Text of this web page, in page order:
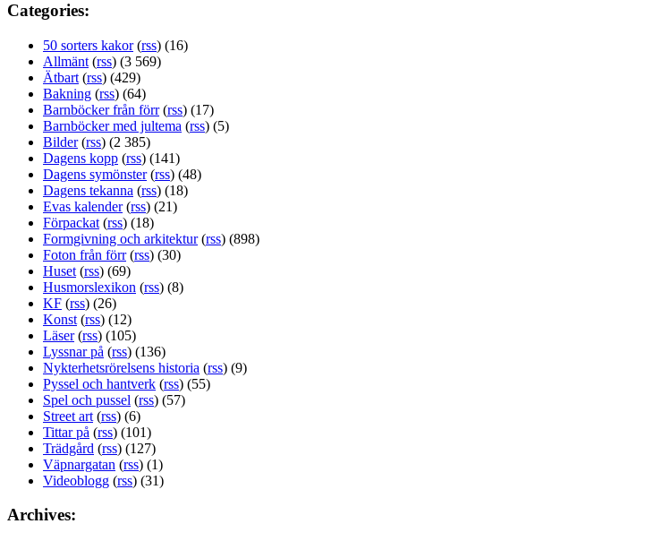
Categories:
50 sorters kakor(rss) (16)
Allmänt (rss) (3 569)
Ätbart (rss) (429)
Bakning (rss) (64)
Barnböcker från förr(rss) (17)
Barnböcker med jultema (rss) (5)
Bilder(rss) (2 385)
Dagens kopp (rss) (141)
Dagens symönster(rss) (48)
Dagens tekanna (rss) (18)
Evas kalender(rss) (21)
Förpackat (rss) (18)
Formgivning och arkitektur(rss) (898)
Foton från förr(rss) (30)
Huset (rss) (69)
Husmorslexikon (rss) (8)
KF (rss) (26)
Konst (rss) (12)
Läser(rss) (105)
Lyssnar på (rss) (136)
Nykterhetsrörelsens historia (rss) (9)
Pyssel och hantverk (rss) (55)
Spel och pussel (rss) (57)
Street art (rss) (6)
Tittar på (rss) (101)
Trädgård (rss) (127)
Väpnargatan (rss) (1)
Videoblogg (rss) (31)
Archives: